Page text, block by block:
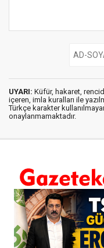
UYARI: Küfür, hakaret,
içeren, imla kuralları ile
Türkçe karakter
onaylanmamaktadır.